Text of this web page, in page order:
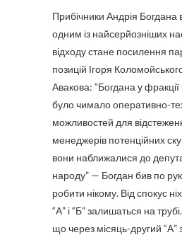
Прибічники Андрія
одним із найсерйозніших
відходу стане посилення
позицій Ігоря
Авакова: “Богдана у
було чимало оперативно-
можливостей для
менеджерів потенційних
вони наближалися до
народу” — Богдан бив по
робити нікому. Від спокус
“А” і “Б” залишаться на
що через місяць-другий “А”